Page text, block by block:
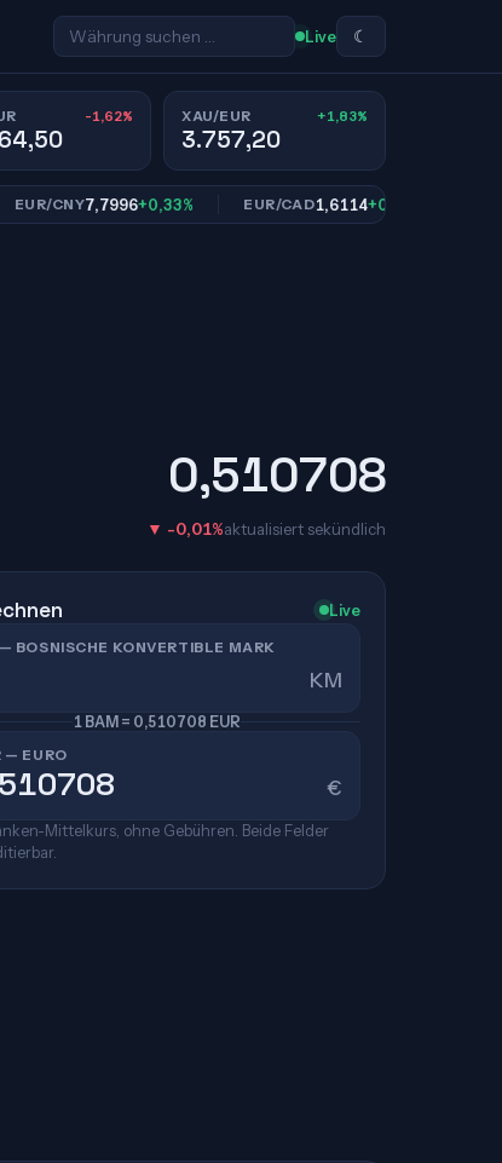
Live ☾
-1,62% XAU/EUR +1,83%
3.757,20
CNY7,7996+0,33% EUR/CAD1,6114+0,84%
0,510708
▼ -0,01%aktualisiert sekündlich
Live
BOSNISCHE KONVERTIBLE MARK
KM
1 BAM = 0,510708 EUR
— EURO
€
Mittelkurs, ohne Gebühren. Beide Felder